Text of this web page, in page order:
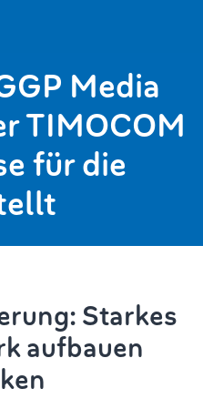
Media
TIMOCOM
für die
Starkes
aufbauen